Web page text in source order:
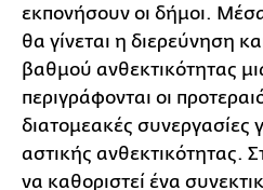
εκπονήσουν οι δήμοι.
θα γίνεται η διερεύνηση
βαθμού ανθεκτικότητας
περιγράφονται οι
διατομεακές συνεργασίες
αστικής ανθεκτικότητας.
να καθοριστεί ένα